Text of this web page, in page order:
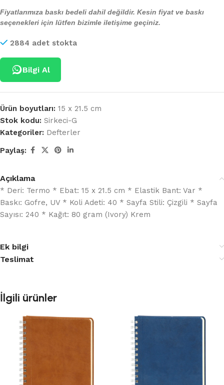
Fiyatlarımıza baskı bedeli dahil değildir. Kesin fiyat ve baskı
seçenekleri için lütfen bizimle iletişime geçiniz.
2884 adet stokta
Bilgi Al
Ürün boyutları: 15 x 21.5 cm
Stok kodu: Sirkeci-G
Kategoriler: Defterler
Paylaş:
Açıklama
* Deri: Termo * Ebat: 15 x 21.5 cm * Elastik Bant: Var *
Baskı: Gofre, UV * Koli Adeti: 40 * Sayfa Stili: Çizgili * Sayfa
Sayısı: 240 * Kağıt: 80 gram (Ivory) Krem
Ek bilgi
Teslimat
İlgili ürünler